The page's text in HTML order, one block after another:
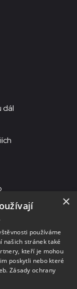
dál
62, 676 02
schránky: chjn2kd
×
používáme
našich stránek také
kteří je mohou
poskytli nebo které
Zásady ochrany